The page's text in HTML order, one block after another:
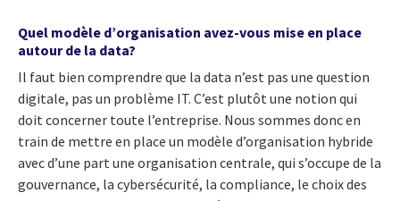
Quel modèle d’organisation avez-vous mise en place
autour de la data?
Il faut bien comprendre que la data n’est pas une question
digitale, pas un problème IT. C’est plutôt une notion qui
doit concerner toute l’entreprise. Nous sommes donc en
train de mettre en place un modèle d’organisation hybride
avec d’une part une organisation centrale, qui s’occupe de la
gouvernance, la cybersécurité, la compliance, le choix des